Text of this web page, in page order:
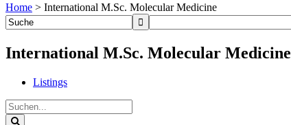
Home > International M.Sc. Molecular Medicine
International M.Sc. Molecular Medicine
Listings